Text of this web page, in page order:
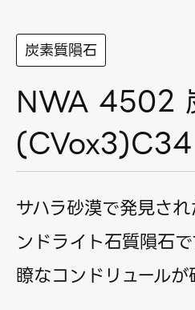
炭素質隕石
NWA 4502
サハラ砂漠で発見さ
ンドライト石質隕石
瞭なコンドリュール